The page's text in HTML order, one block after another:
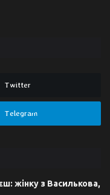
Twitter
Telegram
жінку з Василькова,